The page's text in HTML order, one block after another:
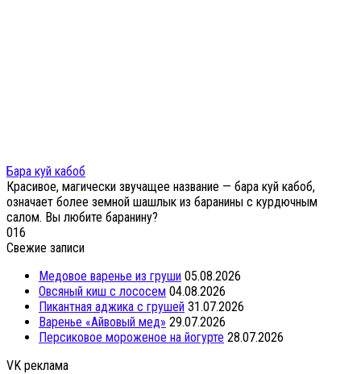
Бара куй кабоб
Красивое, магически звучащее название — бара куй кабоб,
означает более земной шашлык из баранины с курдючным
салом. Вы любите баранину?
016
Свежие записи
Медовое варенье из груши 05.08.2026
Овсяный киш с лососем 04.08.2026
Пикантная аджика с грушей 31.07.2026
Варенье «Айвовый мед» 29.07.2026
Персиковое мороженое на йогурте 28.07.2026
VK реклама